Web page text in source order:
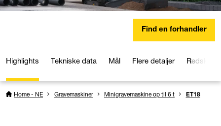
Find en forhandler
Highlights Tekniske data Mål Flere detaljer
Home - NE Gravemaskiner Minigravemaskine op til 6 t ET18